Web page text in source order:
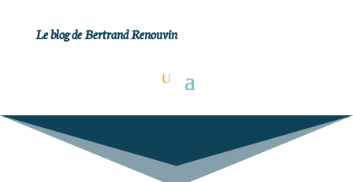
Le blog de Bertrand Renouvin